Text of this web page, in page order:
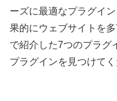
ーズに最適なプラグイ
果的にウェブサイトを
で紹介した7つのプラグ
プラグインを見つけてく